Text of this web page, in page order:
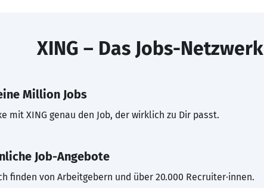
XING – Das Jobs-Netzwerk
Million Jobs
mit XING genau den Job, der wirklich zu Dir passt.
Job-Angebote
finden von Arbeitgebern und über 20.000 Recruiter·innen.